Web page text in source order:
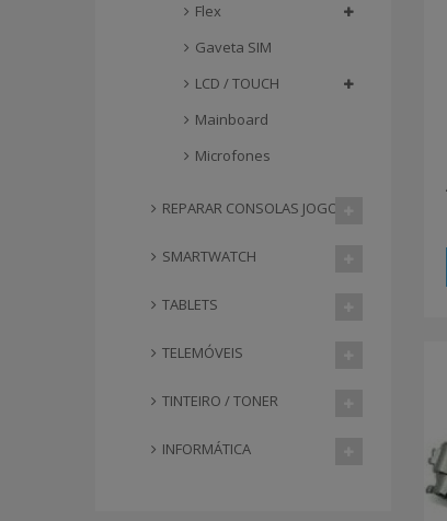
Flex
Gaveta SIM
LCD / TOUCH
Mainboard
Microfones
REPARAR CONSOLAS JOGOS
SMARTWATCH
TABLETS
TELEMÓVEIS
TINTEIRO / TONER
INFORMÁTICA